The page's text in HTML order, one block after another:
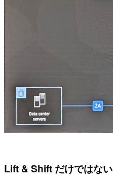
Lift & Shift だけではない